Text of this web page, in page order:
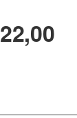
22,00